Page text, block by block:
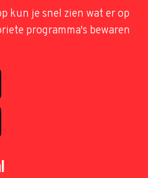
kun je snel zien wat er op
programma's bewaren